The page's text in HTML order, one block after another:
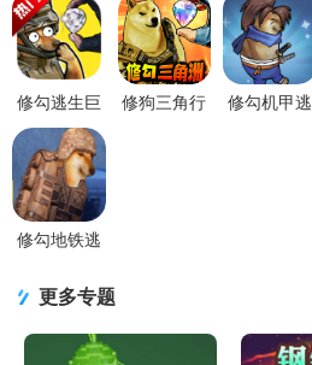
修勾逃生巨
人危机免广
告最新版本
v10.10.3 安
修狗三角行
修勾机甲逃
修勾地铁逃
游戏1.0 安
更多专题